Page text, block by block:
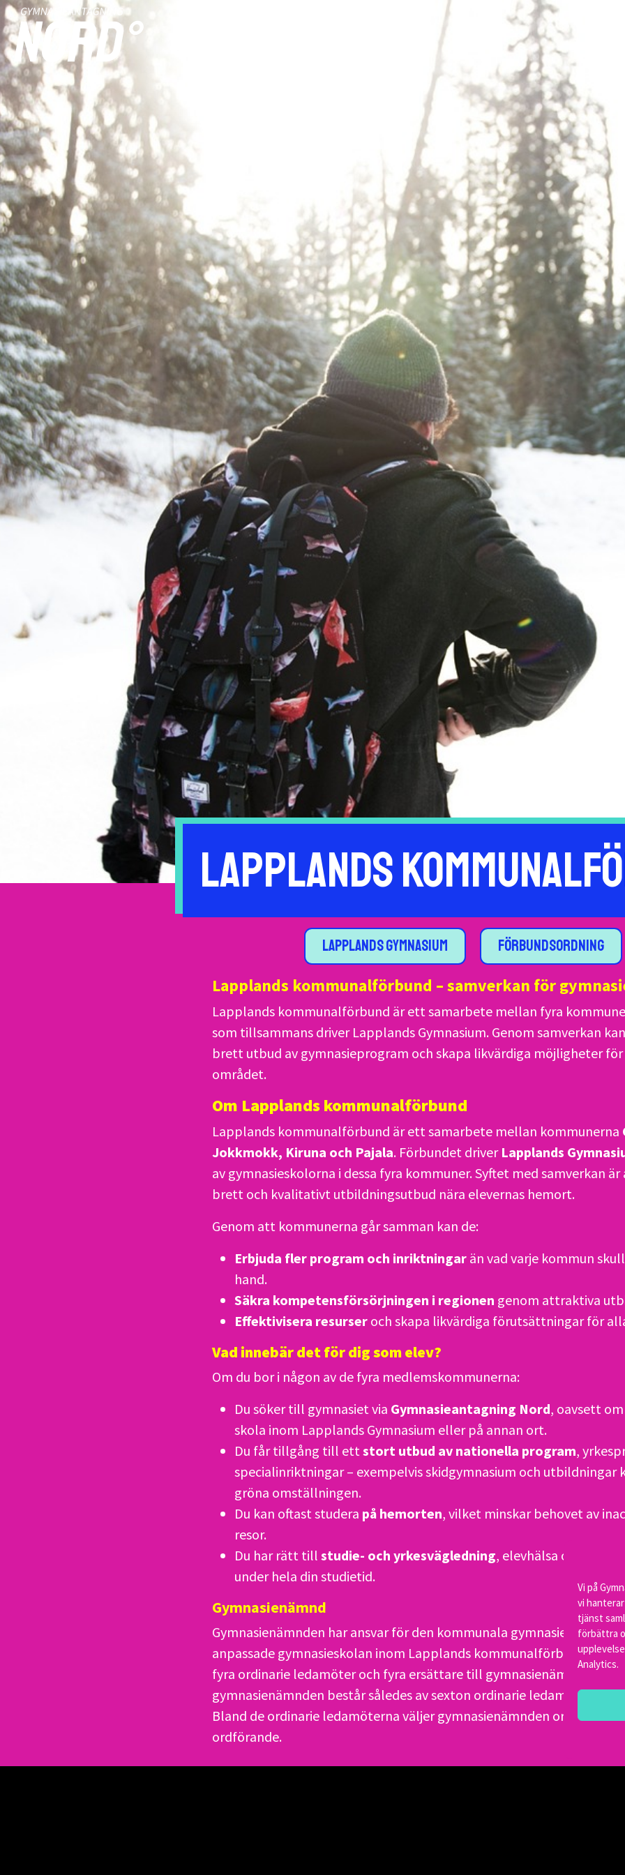
Vi på
vi
tjänst
förbättra
Analytics.
Lapplands
Lapplands Gymnasium Förbundsordning
Lapplands kommunalförbund – samverkan för
Lapplands kommunalförbund är ett samarbete mellan fyra
som tillsammans driver Lapplands Gymnasium. Genom samverkan
brett utbud av gymnasieprogram och skapa likvärdiga möjligheter för
området.
Om Lapplands kommunalförbund
Lapplands kommunalförbund är ett samarbete mellan kommunerna
Jokkmokk, Kiruna och Pajala. Förbundet driver Lapplands
av gymnasieskolorna i dessa fyra kommuner. Syftet med samverkan
brett och kvalitativt utbildningsutbud nära elevernas hemort.
Genom att kommunerna går samman kan de:
Erbjuda fler program och inriktningar än vad varje kommun
hand.
Säkra kompetensförsörjningen i regionen genom attraktiva
Effektivisera resurser och skapa likvärdiga förutsättningar för
Vad innebär det för dig som elev?
Om du bor i någon av de fyra medlemskommunerna:
Du söker till gymnasiet via Gymnasieantagning Nord, oavsett
skola inom Lapplands Gymnasium eller på annan ort.
Du får tillgång till ettstort utbud av nationella program,
specialinriktningar – exempelvis skidgymnasium och utbildningar
gröna omställningen.
Du kan oftast studera på hemorten, vilket minskar behovet av
resor.
Du har rätt till studie- och yrkesvägledning, elevhälsa och
under hela din studietid.
Gymnasienämnd
Gymnasienämnden har ansvar för den kommunala gymnasieskolan
anpassade gymnasieskolan inom Lapplands kommunalförbund.
fyra ordinarie ledamöter och fyra ersättare till gymnasienämnden så
gymnasienämnden består således av sexton ordinarie ledamöter och
Bland de ordinarie ledamöterna väljer gymnasienämnden ordförande
ordförande.